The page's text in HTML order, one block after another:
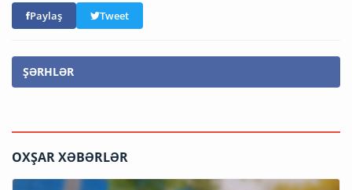
Paylaş Tweet
ŞƏRHLƏR
OXŞAR XƏBƏRLƏR